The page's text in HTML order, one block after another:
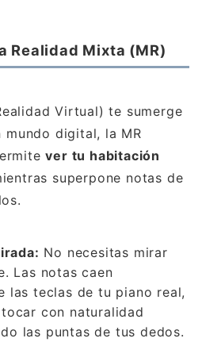
Realidad Mixta (MR)
Virtual) te sumerge
mundo digital, la MR
ver tu habitación
superpone notas de
No necesitas mirar
Las notas caen
las teclas de tu piano real,
con naturalidad
las puntas de tus dedos.